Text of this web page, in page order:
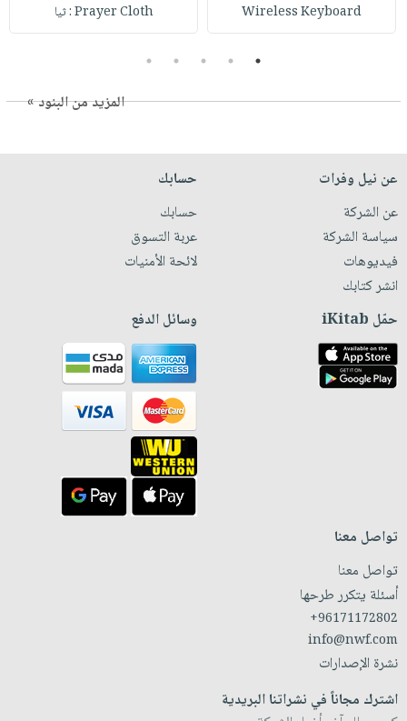
Wireless Keyboard Prayer Cloth : ثيا
1
2
3
4
5
المزيد من البنود »
عن نيل وفرات
عن الشركة
سياسة الشركة
فيديوهات
انشر كتابك
حسابك
حسابك
عربة التسوق
لائحة الأمنيات
حمّل iKitab وسائل الدفع
تواصل معنا
تواصل معنا
أسئلة يتكرر طرحها
+96171172802
info@nwf.com
نشرة الإصدارات
اشترك مجاناً في نشراتنا البريدية